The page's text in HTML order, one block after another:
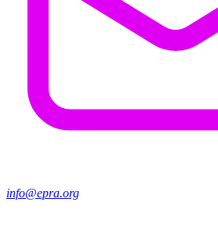
info@epra.org